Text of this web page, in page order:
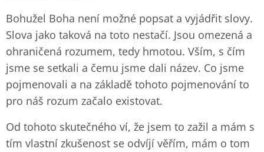
Bohužel Boha není možné popsat a vyjádřit slovy.
Slova jako taková na toto nestačí. Jsou omezená a
ohraničená rozumem, tedy hmotou. Vším, s čím
jsme se setkali a čemu jsme dali název. Co jsme
pojmenovali a na základě tohoto pojmenování to
pro náš rozum začalo existovat.
Od tohoto skutečného ví, že jsem to zažil a mám s
tím vlastní zkušenost se odvíjí věřím, mám o tom